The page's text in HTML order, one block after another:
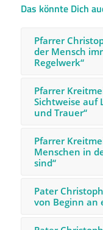
Das könnte Dich
Pfarrer
der Mensch
Regelwerk“
Pfarrer
Sichtweise auf
und Trauer“
Pfarrer
Menschen in
sind“
Pater
von Beginn an